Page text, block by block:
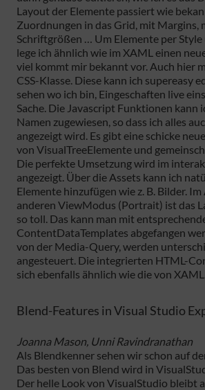
Layout der Elemente passiert wie
Zuordnungen in das Grid, mit Margins,
Schriftgrößen … Um Elemente per Style
lege ich ähnlich wie im XAML einen
viel kommt mir bekannt vor. Auch hier
CSS-Klasse. Diese kann ich supereasy
sehen wo ich bin, Eingeschaften live
Sache. Die Javascript Funktionen kann
Namen zugewiesen, so dass ich alles
angezeigt wird. Es gibt eine schicke
von VisualTreeElemente und
Die perfekte Umsetzung wird im
angezeigt. Über die Assets kann ich
Elemente hinzufügen wie z. B. Bilder.
anderen ViewModus (Portrait) ist das
so toll. Das kann man mit
ContentDataTemplates abgefangen
von der Media-Query, werden
angesteuert. Die integrierten HTML-
sich ebenfalls ähnlich wie die von
Blend-Features in Visual Studio
Joanna Mason, Unni Ravindranathan
Als Blendkenner sehen wir schon auf
Das besten von Blend wird in
Der helle Look von VisualStudio bleibt